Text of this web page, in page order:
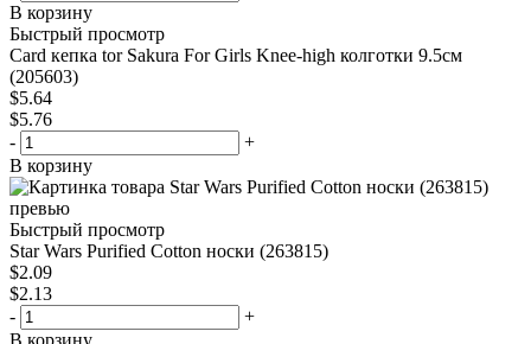
В корзину
Быстрый просмотр
Card кепка tor Sakura For Girls Knee-high колготки 9.5см
(205603)
$5.64
$5.76
-
+
В корзину
Быстрый просмотр
Star Wars Purified Cotton носки (263815)
$2.09
$2.13
-
+
В корзину